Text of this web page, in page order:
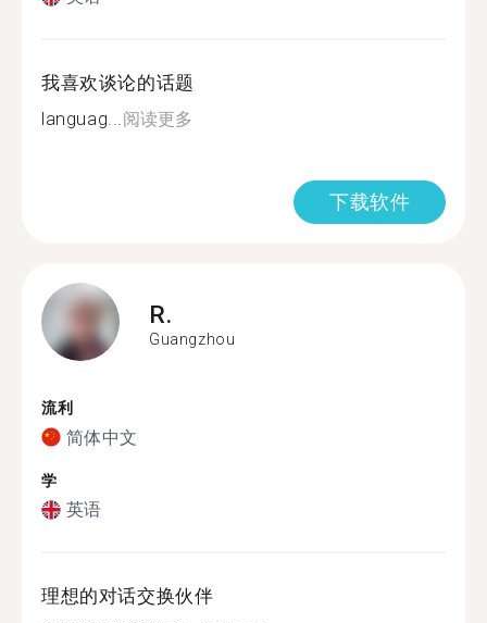
我喜欢谈论的话题
languag...阅读更多
下载软件
R.
Guangzhou
流利
简体中文
学
英语
理想的对话交换伙伴